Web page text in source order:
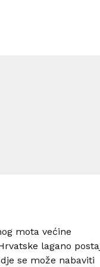
mota većine
lagano
se može nabaviti